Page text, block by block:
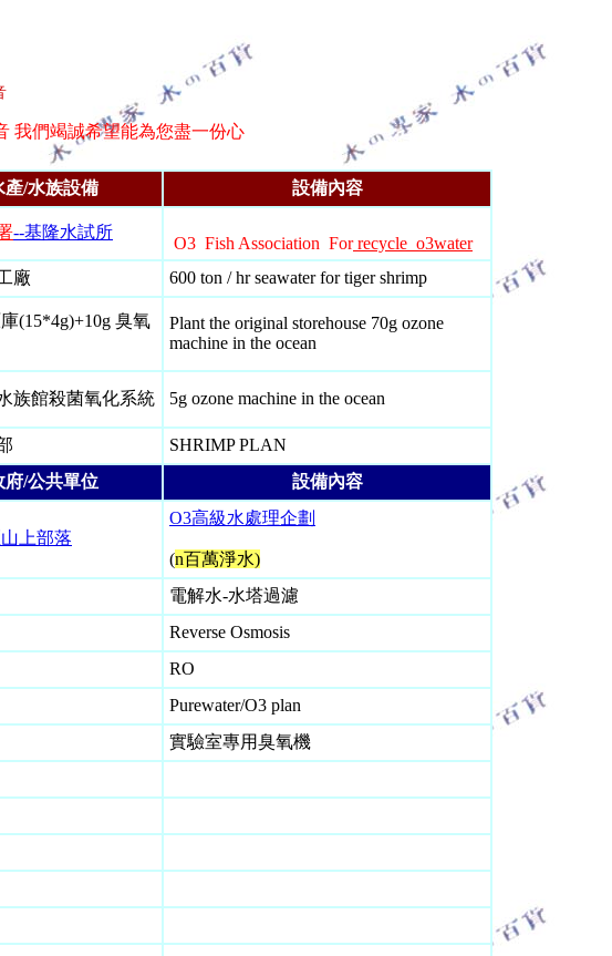
希望能為您盡一份心力 SERVICE FOR SJC CUSTOMER
產/水族設備 設備內容
--基隆水試所
O3 Fish Association Forrecycle o3water
廠
600 ton / hr seawater for tiger shrimp
(15*4g)+10g 臭氧
Plant the original storehouse 70g ozone
machine in the ocean
族館殺菌氧化系統 5g ozone machine in the ocean
SHRIMP PLAN
府/公共單位 設備內容
上部落
O3高級水處理企劃
(n百萬淨水)
電解水-水塔過濾
Reverse Osmosis
RO
Purewater/O3 plan
實驗室專用臭氧機